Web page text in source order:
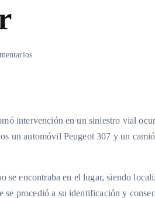
intervención en un siniestro vial
un automóvil Peugeot 307 y un
encontraba en el lugar, siendo
procedió a su identificación y